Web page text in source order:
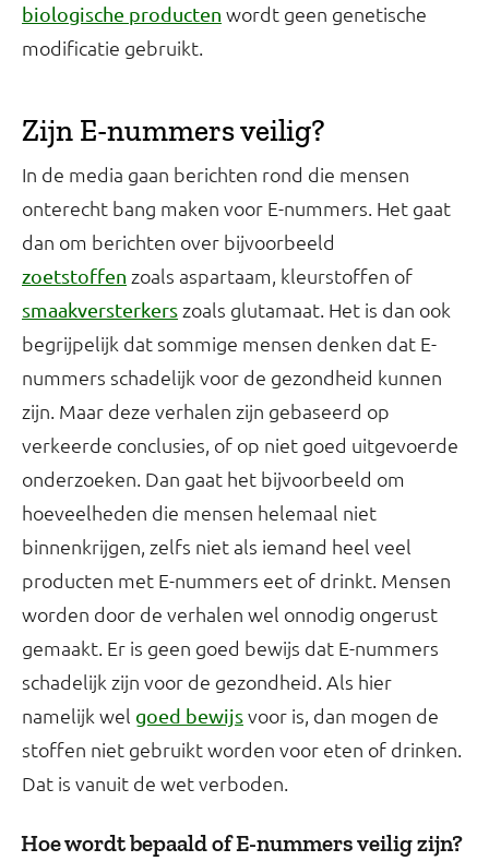
biologische producten wordt geen genetische
modificatie gebruikt.
Zijn E-nummers veilig?
In de media gaan berichten rond die mensen
onterecht bang maken voor E-nummers. Het gaat
dan om berichten over bijvoorbeeld
zoetstoffen zoals aspartaam, kleurstoffen of
smaakversterkers zoals glutamaat. Het is dan ook
begrijpelijk dat sommige mensen denken dat E-
nummers schadelijk voor de gezondheid kunnen
zijn. Maar deze verhalen zijn gebaseerd op
verkeerde conclusies, of op niet goed uitgevoerde
onderzoeken. Dan gaat het bijvoorbeeld om
hoeveelheden die mensen helemaal niet
binnenkrijgen, zelfs niet als iemand heel veel
producten met E-nummers eet of drinkt. Mensen
worden door de verhalen wel onnodig ongerust
gemaakt. Er is geen goed bewijs dat E-nummers
schadelijk zijn voor de gezondheid. Als hier
namelijk wel goed bewijsvoor is, dan mogen de
stoffen niet gebruikt worden voor eten of drinken.
Dat is vanuit de wet verboden.
Hoe wordt bepaald of E-nummers veilig zijn?